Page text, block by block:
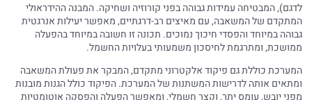
לדגם), המבטיחה עמידות גבוהה בפני קורוזיה ושחיקה. המבנה ההידראולי
המתקדם של המשאבה, עם מאיצים רב-דרגתיים, מאפשר יעילות אנרגטית
גבוהה במיוחד והפסדי חיכוך נמוכים. תכונה זו חשובה במיוחד בהפעלה
ממושכת, ומתרגמת לחיסכון משמעותי בעלויות החשמל.
המערכת כוללת גם פיקוד אלקטרוני מתקדם, המבקר את פעולת המשאבה
ומתאים אותה לדרישות המשתנות של המערכת. הפיקוד כולל הגנות מובנות